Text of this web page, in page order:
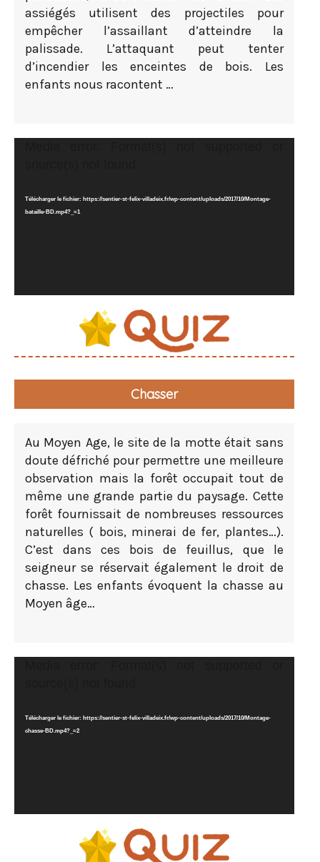
assiégés utilisent des projectiles pour
empêcher l’assaillant d’atteindre la
palissade. L’attaquant peut tenter
d’incendier les enceintes de bois. Les
enfants nous racontent …
Télécharger le fichier: https://sentier-st-felix-villadeix.fr/wp-content/uploads/2017/10/Montage-
bataille-BD.mp4?_=1
Chasser
Au Moyen Age, le site de la motte était sans
doute défriché pour permettre une meilleure
observation mais la forêt occupait tout de
même une grande partie du paysage. Cette
forêt fournissait de nombreuses ressources
naturelles ( bois, minerai de fer, plantes…).
C’est dans ces bois de feuillus, que le
seigneur se réservait également le droit de
chasse. Les enfants évoquent la chasse au
Moyen âge…
Télécharger le fichier: https://sentier-st-felix-villadeix.fr/wp-content/uploads/2017/10/Montage-
chasse-BD.mp4?_=2